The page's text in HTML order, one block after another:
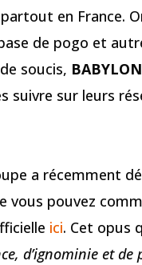
en France.
de pogo et
soucis,
suivre sur leurs
a récemment
vous pouvez
ici. Cet opus
d’ignominie et